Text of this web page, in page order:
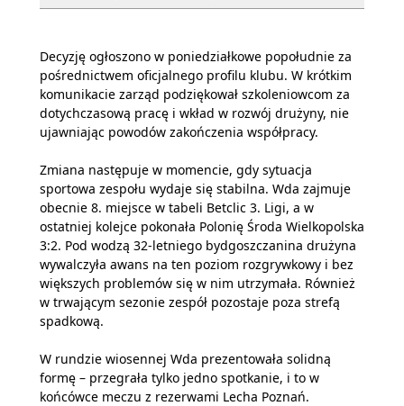
Decyzję ogłoszono w poniedziałkowe popołudnie za
pośrednictwem oficjalnego profilu klubu. W krótkim
komunikacie zarząd podziękował szkoleniowcom za
dotychczasową pracę i wkład w rozwój drużyny, nie
ujawniając powodów zakończenia współpracy.
Zmiana następuje w momencie, gdy sytuacja
sportowa zespołu wydaje się stabilna. Wda zajmuje
obecnie 8. miejsce w tabeli Betclic 3. Ligi, a w
ostatniej kolejce pokonała Polonię Środa Wielkopolska
3:2. Pod wodzą 32‑letniego bydgoszczanina drużyna
wywalczyła awans na ten poziom rozgrywkowy i bez
większych problemów się w nim utrzymała. Również
w trwającym sezonie zespół pozostaje poza strefą
spadkową.
W rundzie wiosennej Wda prezentowała solidną
formę – przegrała tylko jedno spotkanie, i to w
końcówce meczu z rezerwami Lecha Poznań.